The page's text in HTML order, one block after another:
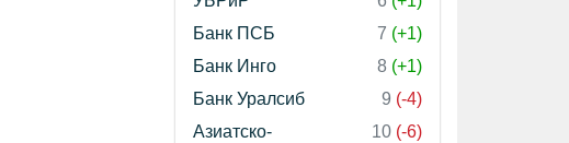
Банк ПСБ
7 (+1)
Банк Инго
8 (+1)
Банк Уралсиб
9 (-4)
Азиатско-
10 (-6)